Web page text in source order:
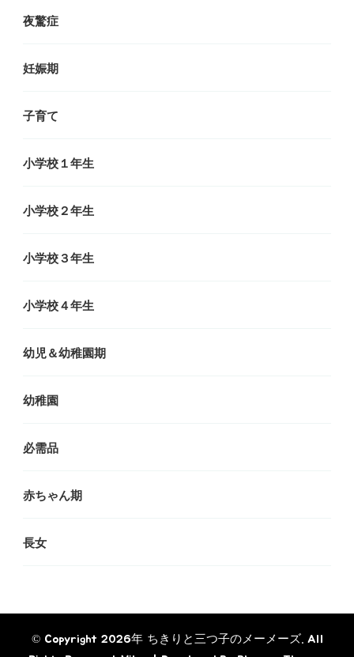
夜驚症
妊娠期
子育て
小学校１年生
小学校２年生
小学校３年生
小学校４年生
幼児＆幼稚園期
幼稚園
必需品
赤ちゃん期
長女
© Copyright 2026年 ちきりと三つ子のメーメーズ . All